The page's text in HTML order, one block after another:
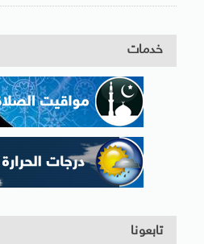
خدمات
تابعونا